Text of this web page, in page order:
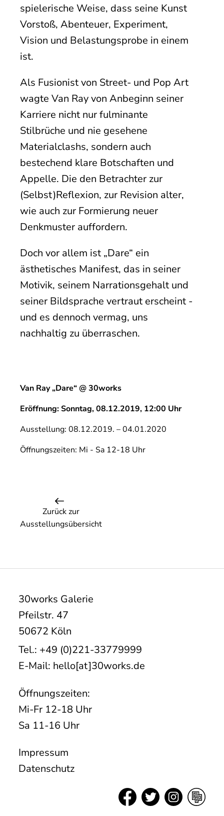
spielerische Weise, dass seine Kunst
Vorstoß, Abenteuer, Experiment,
Vision und Belastungsprobe in einem
ist.
Als Fusionist von Street- und Pop Art
wagte Van Ray von Anbeginn seiner
Karriere nicht nur fulminante
Stilbrüche und nie gesehene
Materialclashs, sondern auch
bestechend klare Botschaften und
Appelle. Die den Betrachter zur
(Selbst)Reflexion, zur Revision alter,
wie auch zur Formierung neuer
Denkmuster auffordern.
Doch vor allem ist „Dare“ ein
ästhetisches Manifest, das in seiner
Motivik, seinem Narrationsgehalt und
seiner Bildsprache vertraut erscheint -
und es dennoch vermag, uns
nachhaltig zu überraschen.
Van Ray „Dare“ @ 30works
Eröffnung: Sonntag, 08.12.2019, 12:00 Uhr
Ausstellung: 08.12.2019. – 04.01.2020
Öffnungszeiten: Mi - Sa 12-18 Uhr
Zurück zur
Ausstellungsübersicht
30works Galerie
Pfeilstr. 47
50672 Köln
Tel.: +49 (0)221-33779999
E-Mail: hello[at]30works.de
Öffnungszeiten:
Mi-Fr 12-18 Uhr
Sa 11-16 Uhr
Impressum
Datenschutz